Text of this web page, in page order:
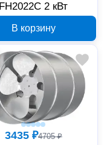
FH2022C 2 кВт
В корзину
3435 ₽4705 ₽